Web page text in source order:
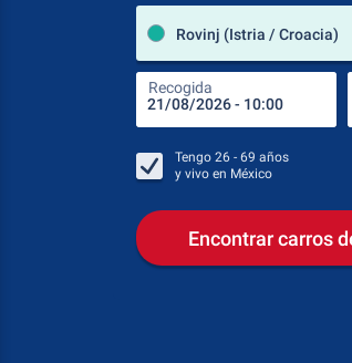
Rovinj (Istria / Croacia)
Recogida
Tengo 26 - 69 años
y vivo en México
Encontrar carros